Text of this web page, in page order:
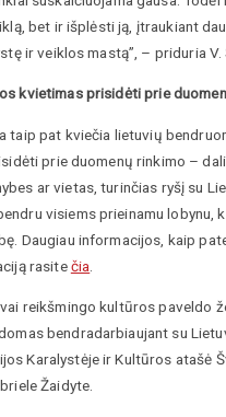
bet ir išplėsti ją, įtraukiant
ir veiklos mastą”, – priduria V.
kvietimas prisidėti prie
taip pat kviečia lietuvių
prie duomenų rinkimo –
ar vietas, turinčias ryšį su
visiems prieinamu lobynu,
Daugiau informacijos, kaip
rasitečia
reikšmingo kultūros paveldo
bendradarbiaujant su
Karalystėje ir Kultūros atašė
Žaidyte.